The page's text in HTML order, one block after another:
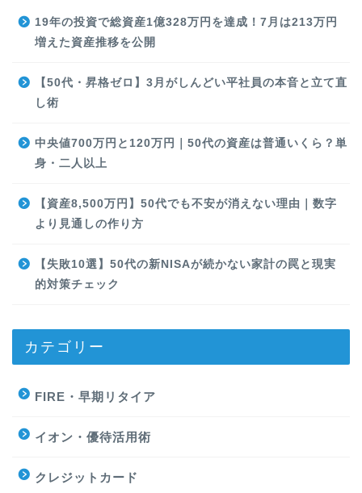
19年の投資で総資産1億328万円を達成！7月は213万円
増えた資産推移を公開
【50代・昇格ゼロ】3月がしんどい平社員の本音と立て直
し術
中央値700万円と120万円｜50代の資産は普通いくら？単
身・二人以上
【資産8,500万円】50代でも不安が消えない理由｜数字
より見通しの作り方
【失敗10選】50代の新NISAが続かない家計の罠と現実
的対策チェック
カテゴリー
FIRE・早期リタイア
イオン・優待活用術
クレジットカード